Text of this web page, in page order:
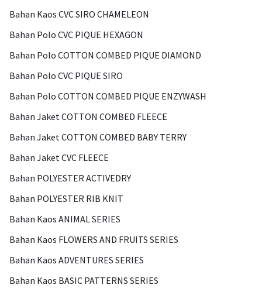
Bahan Kaos CVC SIRO CHAMELEON
Bahan Polo CVC PIQUE HEXAGON
Bahan Polo COTTON COMBED PIQUE DIAMOND
Bahan Polo CVC PIQUE SIRO
Bahan Polo COTTON COMBED PIQUE ENZYWASH
Bahan Jaket COTTON COMBED FLEECE
Bahan Jaket COTTON COMBED BABY TERRY
Bahan Jaket CVC FLEECE
Bahan POLYESTER ACTIVEDRY
Bahan POLYESTER RIB KNIT
Bahan Kaos ANIMAL SERIES
Bahan Kaos FLOWERS AND FRUITS SERIES
Bahan Kaos ADVENTURES SERIES
Bahan Kaos BASIC PATTERNS SERIES